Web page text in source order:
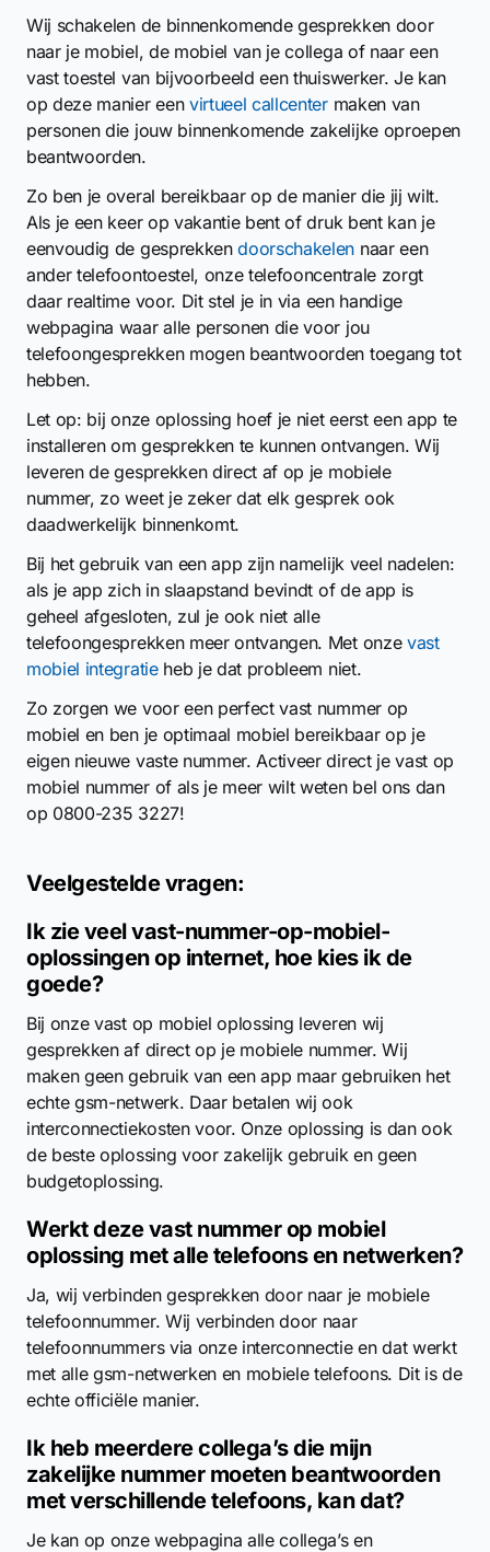
Wij schakelen de binnenkomende gesprekken door
naar je mobiel, de mobiel van je collega of naar een
vast toestel van bijvoorbeeld een thuiswerker. Je kan
op deze manier een virtueel callcentermaken van
personen die jouw binnenkomende zakelijke oproepen
beantwoorden.
Zo ben je overal bereikbaar op de manier die jij wilt.
Als je een keer op vakantie bent of druk bent kan je
eenvoudig de gesprekkendoorschakelen naar een
ander telefoontoestel, onze telefooncentrale zorgt
daar realtime voor. Dit stel je in via een handige
webpagina waar alle personen die voor jou
telefoongesprekken mogen beantwoorden toegang tot
hebben.
Let op: bij onze oplossing hoef je niet eerst een app te
installeren om gesprekken te kunnen ontvangen. Wij
leveren de gesprekken direct af op je mobiele
nummer, zo weet je zeker dat elk gesprek ook
daadwerkelijk binnenkomt.
Bij het gebruik van een app zijn namelijk veel nadelen:
als je app zich in slaapstand bevindt of de app is
geheel afgesloten, zul je ook niet alle
telefoongesprekken meer ontvangen. Met onze vast
mobiel integratieheb je dat probleem niet.
Zo zorgen we voor een perfect vast nummer op
mobiel en ben je optimaal mobiel bereikbaar op je
eigen nieuwe vaste nummer. Activeer direct je vast op
mobiel nummer of als je meer wilt weten bel ons dan
op 0800-235 3227!
Veelgestelde vragen:
Ik zie veel vast-nummer-op-mobiel-
oplossingen op internet, hoe kies ik de
goede?
Bij onze vast op mobiel oplossing leveren wij
gesprekken af direct op je mobiele nummer. Wij
maken geen gebruik van een app maar gebruiken het
echte gsm-netwerk. Daar betalen wij ook
interconnectiekosten voor. Onze oplossing is dan ook
de beste oplossing voor zakelijk gebruik en geen
budgetoplossing.
Werkt deze vast nummer op mobiel
oplossing met alle telefoons en netwerken?
Ja, wij verbinden gesprekken door naar je mobiele
telefoonnummer. Wij verbinden door naar
telefoonnummers via onze interconnectie en dat werkt
met alle gsm-netwerken en mobiele telefoons. Dit is de
echte officiële manier.
Ik heb meerdere collega’s die mijn
zakelijke nummer moeten beantwoorden
met verschillende telefoons, kan dat?
Je kan op onze webpagina alle collega’s en